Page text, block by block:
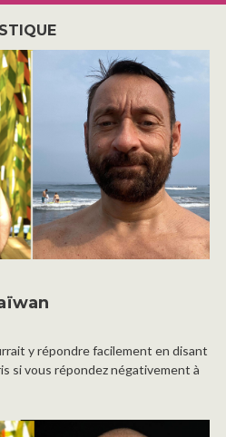
y répondre facilement en disant
si vous répondez négativement à